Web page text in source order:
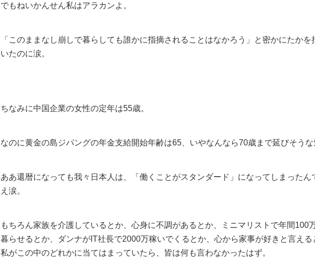
でもねいかんせん私はアラカンよ。
「このままなし崩しで暮らしても誰かに指摘されることはなかろう」と密かにたかを
いたのに涙。
ちなみに中国企業の女性の定年は55歳。
なのに黄金の島ジパングの年金支給開始年齢は65、いやなんなら70歳まで延びそうな
ああ還暦になっても我々日本人は、「働くことがスタンダード」になってしまったん
え涙。
もちろん家族を介護しているとか、心身に不調があるとか、ミニマリストで年間100
暮らせるとか、ダンナがIT社長で2000万稼いでくるとか、心から家事が好きと言え
私がこの中のどれかに当てはまっていたら、皆は何も言わなかったはず。